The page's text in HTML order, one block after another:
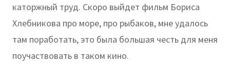
каторжный труд. Скоро выйдет фильм Бориса
Хлебникова про море, про рыбаков, мне удалось
там поработать, это была большая честь для меня
поучаствовать в таком кино.